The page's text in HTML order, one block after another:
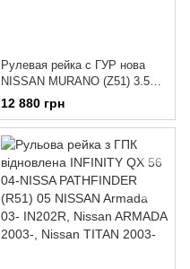
Рулевая рейка с ГУР нова
NISSAN MURANO (Z51) 3.5
AWD 2008-
12 880 грн